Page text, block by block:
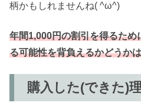
柄かもしれませんね( ^ω^)
年間1,000円の割引を得るた
る可能性を背負えるかどうか
購入した(できた)